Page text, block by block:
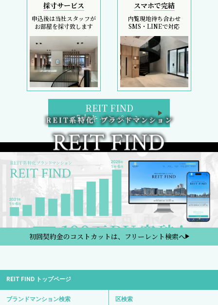
採寸サービス
申込後は当社スタッフが
お部屋を採寸致します
スマホで完結
内覧現地待ち合わせ
SMS・LINEで対応
REIT FIND
5大キャンペーン
初回契約金のコストカットは、フリーレント検索へ
REIT FIND トップページ
ブランドマンション検索 区検索